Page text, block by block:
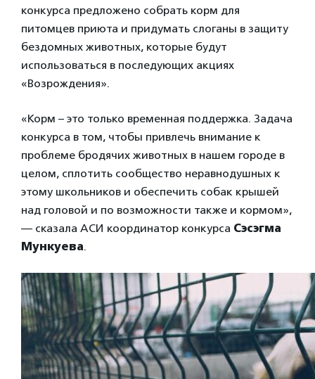
конкурса предложено собрать корм для
питомцев приюта и придумать слоганы в защиту
бездомных животных, которые будут
использоваться в последующих акциях
«Возрождения».
«Корм – это только временная поддержка. Задача
конкурса в том, чтобы привлечь внимание к
проблеме бродячих животных в нашем городе в
целом, сплотить сообщество неравнодушных к
этому школьников и обеспечить собак крышей
над головой и по возможности также и кормом»,
— сказала АСИ координатор конкурса Сэсэгма
Мункуева.